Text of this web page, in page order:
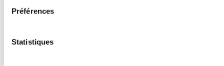
Préférences
Statistiques